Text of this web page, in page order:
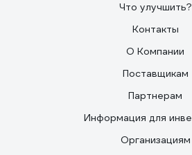
Что улучшить?
Контакты
О Компании
Поставщикам
Партнерам
Информация для
Организациям